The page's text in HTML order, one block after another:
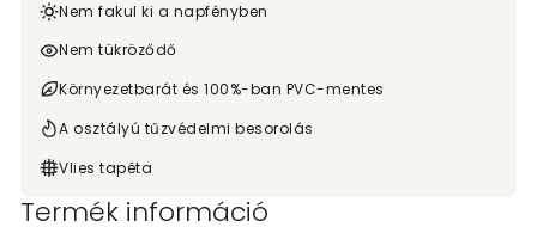
Nem fakul ki a napfényben
Nem tükröződő
Környezetbarát és 100%-ban PVC-mentes
A osztályú tűzvédelmi besorolás
Vlies tapéta
Termék információ